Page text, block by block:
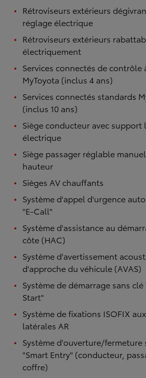
Rétroviseurs extérieurs
réglage électrique
Rétroviseurs extérieurs
électriquement
Services connectés de contrôle
MyToyota (inclus 4 ans)
Services connectés standards
(inclus 10 ans)
Siège conducteur avec support
électrique
Siège passager réglable
hauteur
Sièges AV chauffants
Système d'appel d'urgence
"E-Call"
Système d'assistance au
côte (HAC)
Système d'avertissement
d'approche du véhicule (AVAS)
Système de démarrage sans clé
Start"
Système de fixations ISOFIX
latérales AR
Système d'ouverture/fermeture
"Smart Entry" (conducteur,
coffre)